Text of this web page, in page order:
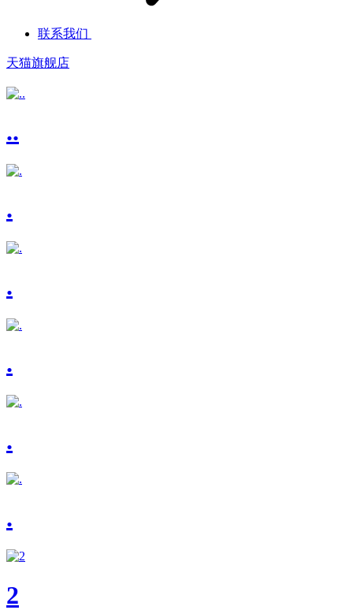
联系我们
天猫旗舰店
..
.
.
.
.
.
2